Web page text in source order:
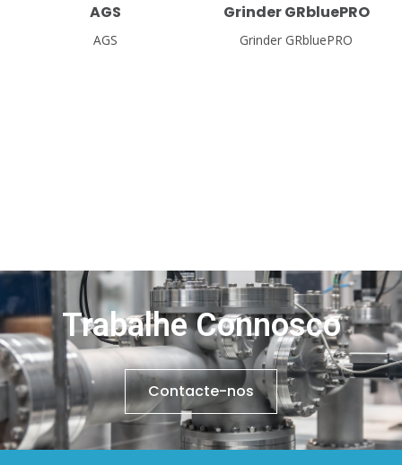
AGS
AGS
Grinder GRbluePRO
Grinder GRbluePRO
Trabalhe Connosco
Contacte-nos